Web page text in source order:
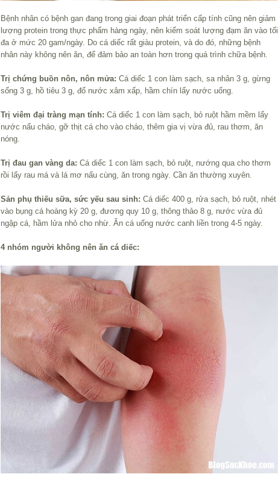
Bệnh nhân có bệnh gan đang trong giai đoạn phát triển cấp tính cũng nên giảm
lượng protein trong thực phẩm hàng ngày, nên kiểm soát lượng đạm ăn vào tối
đa ở mức 20 gam/ngày. Do cá diếc rất giàu protein, và do đó, những bệnh
nhân này không nên ăn, để đảm bảo an toàn hơn trong quá trình chữa bệnh.
Trị chứng buồn nôn, nôn mửa: Cá diếc 1 con làm sạch, sa nhân 3 g, gừng
sống 3 g, hồ tiêu 3 g, đổ nước xâm xấp, hầm chín lấy nước uống.
Trị viêm đại tràng mạn tính: Cá diếc 1 con làm sạch, bỏ ruột hầm mềm lấy
nước nấu cháo, gỡ thịt cá cho vào cháo, thêm gia vị vừa đủ, rau thơm, ăn
nóng.
Trị đau gan vàng da: Cá diếc 1 con làm sạch, bỏ ruột, nướng qua cho thơm
rồi lấy rau má và lá mơ nấu cùng, ăn trong ngày. Cần ăn thường xuyên.
Sản phụ thiếu sữa, sức yếu sau sinh: Cá diếc 400 g, rửa sạch, bỏ ruột, nhét
vào bụng cá hoàng kỳ 20 g, đương quy 10 g, thông thảo 8 g, nước vừa đủ
ngập cá, hầm lửa nhỏ cho nhừ. Ăn cá uống nước canh liền trong 4-5 ngày.
4 nhóm người không nên ăn cá diếc: